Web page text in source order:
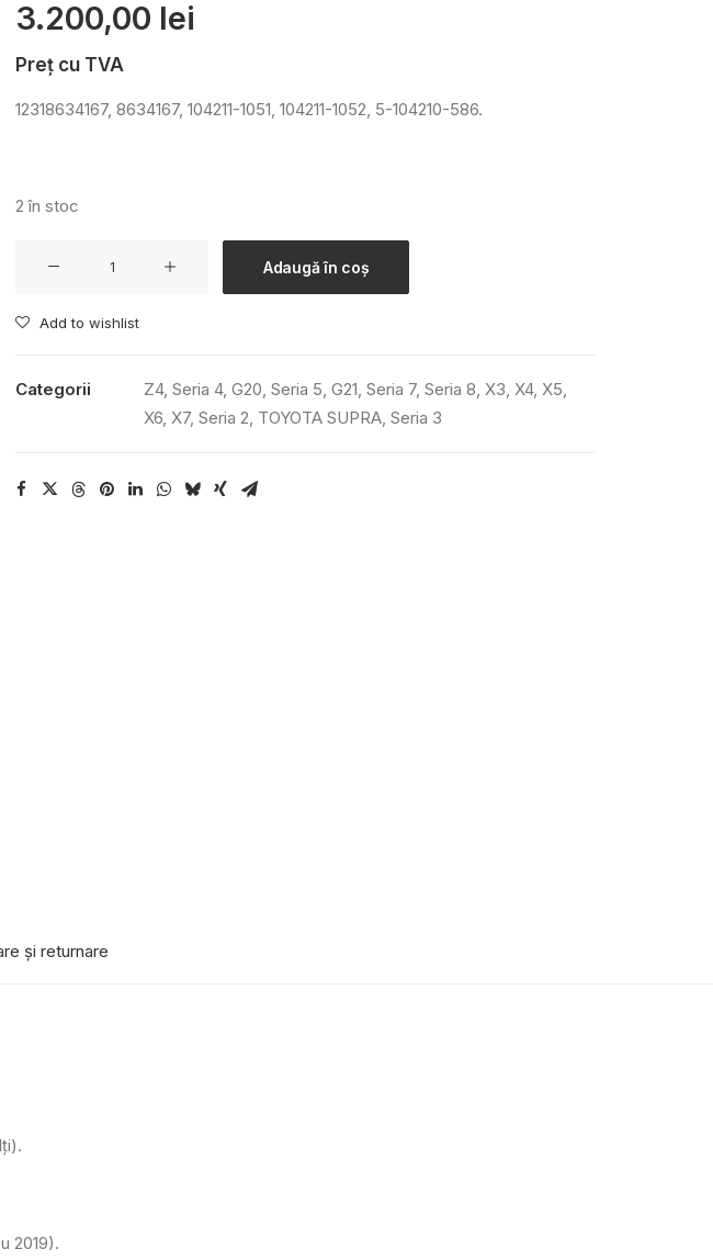
3.200,00 lei
Preț cu TVA
12318634167, 8634167, 104211-1051, 104211-1052, 5-104210-586.
2 în stoc
Adaugă în coș
Add to wishlist
Categorii Z4, Seria 4, G20, Seria 5, G21, Seria 7, Seria 8, X3, X4, X5,
X6, X7, Seria 2, TOYOTA SUPRA, Seria 3
și returnare
2019).